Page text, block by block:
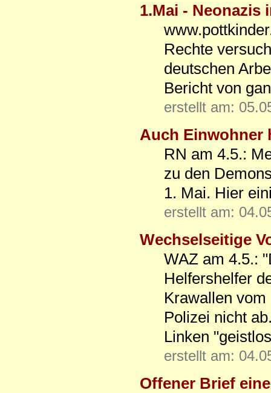
1.Mai - Neonazis
Rechte
deutschen
Bericht von
erstellt am:
Auch Einwohner
RN am 4.5.:
zu den
1. Mai. Hier
erstellt am:
Wechselseitige
WAZ am 4.5.:
Helfershelfer
Krawallen
Polizei nicht
Linken
erstellt am:
Offener Brief